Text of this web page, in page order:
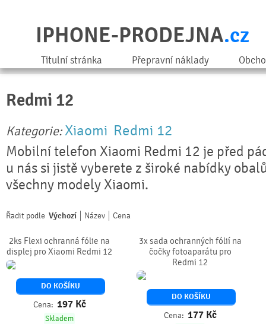
IPHONE-PRODEJNA.cz
Titulní stránka Přepravní náklady
Redmi 12
Kategorie:Xiaomi Redmi 12
Mobilní telefon Xiaomi Redmi 12 je před
u nás si jistě vyberete z široké nabídky
všechny modely Xiaomi.
Řadit podle Výchozí Název Cena
2ks Flexi ochranná fólie na
displej pro Xiaomi Redmi 12
DO KOŠÍKU
Cena: 197 Kč
Skladem
3x sada ochranných fólií na
čočky fotoaparátu pro
Redmi 12
DO KOŠÍKU
Cena: 177 Kč